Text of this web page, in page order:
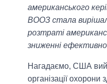
американського
ВООЗ стала
розтраті
зниженні
Нагадаємо, США
організації охорони